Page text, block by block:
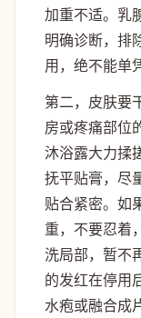
加重不适。乳
明确诊断，排
用，绝不能单
第二，皮肤要
房或疼痛部位
沐浴露大力揉
抚平贴膏，尽
贴合紧密。如
重，不要忍着
洗局部，暂不
的发红在停用
水疱或融合成